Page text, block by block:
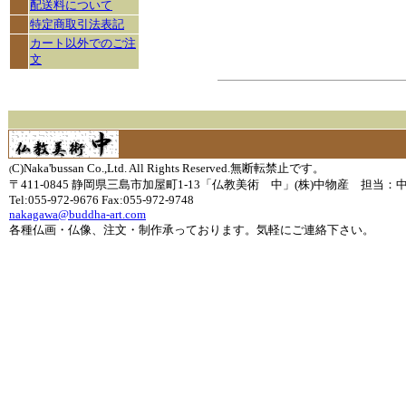
配送料について
特定商取引法表記
カート以外でのご注
文
(C)Naka'bussan Co.,Ltd. All Rights Reserved.無断転禁止です。
〒411-0845 静岡県三島市加屋町1-13「仏教美術 中」(株)中物産 担当：
Tel:055-972-9676 Fax:055-972-9748
nakagawa@buddha-art.com
各種仏画・仏像、注文・制作承っております。気軽にご連絡下さい。